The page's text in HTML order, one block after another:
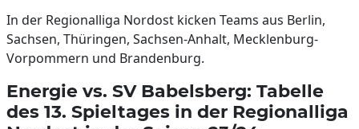
In der Regionalliga Nordost kicken Teams aus Berlin,
Sachsen, Thüringen, Sachsen-Anhalt, Mecklenburg-
Vorpommern und Brandenburg.
Energie vs. SV Babelsberg: Tabelle
des 13. Spieltages in der Regionalliga